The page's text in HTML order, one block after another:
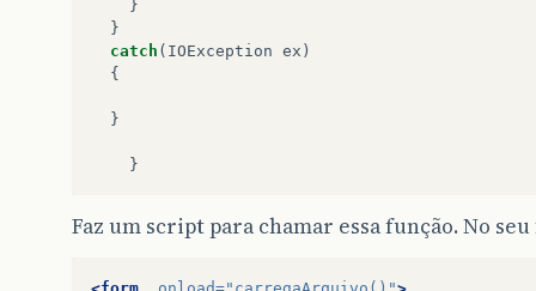
}
}
catch ( IOException ex )
{
}
}
Faz um script para chamar essa função. No